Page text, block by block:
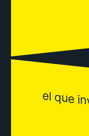
el que